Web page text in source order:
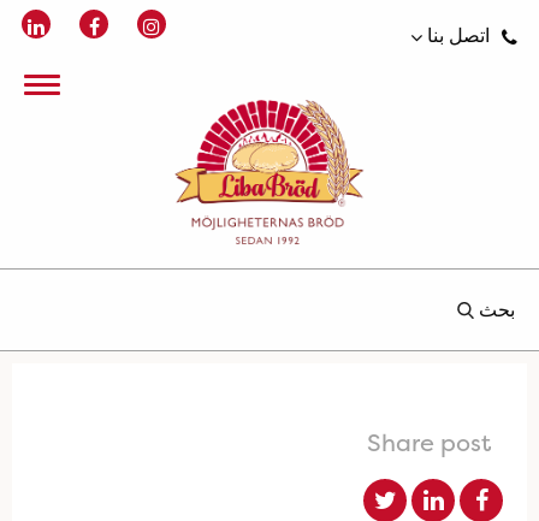
اتصل بنا
بحث
Share post